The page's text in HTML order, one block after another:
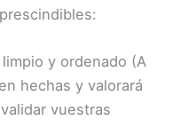
y ordenado (A
hechas y valorará
vuestras